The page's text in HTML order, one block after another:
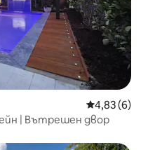
Средна
4,83 (6)
| Вътрешен двор